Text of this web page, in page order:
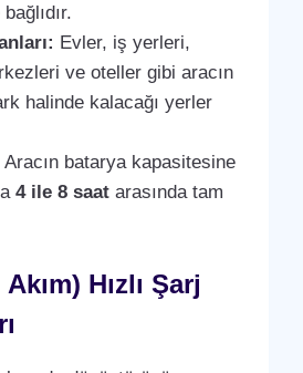
Evler, iş yerleri,
ve oteller gibi aracın
halinde kalacağı yerler
Aracın batarya kapasitesine
4 ile 8 saat arasında tam
Hızlı Şarj